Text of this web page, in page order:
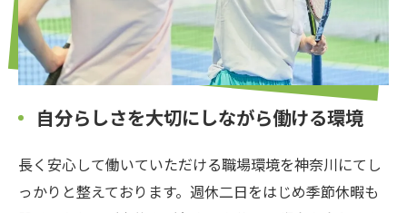
自分らしさを大切にしながら働ける環境
長く安心して働いていただける職場環境を神奈川にてし
っかりと整えております。週休二日をはじめ季節休暇も